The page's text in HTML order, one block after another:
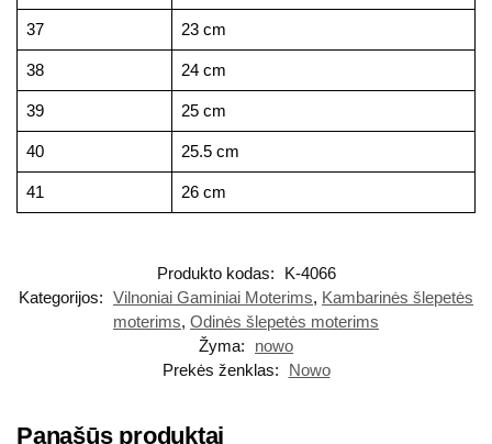
37 23 cm
38 24 cm
39 25 cm
40 25.5 cm
41 26 cm
Produkto kodas:
K-4066
Kategorijos: Vilnoniai Gaminiai Moterims, Kambarinės šlepetės
moterims, Odinės šlepetės moterims
Žyma:
nowo
Prekės ženklas:
Nowo
Panašūs produktai